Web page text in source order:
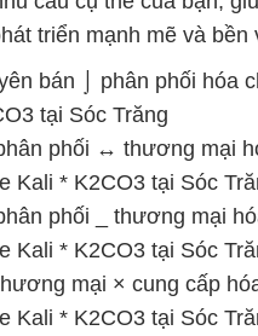
triển mạnh mẽ và bền
bán ⌡ phân phối hóa
tại Sóc Trăng
phối ↔ thương mại
Kali * K2CO3 tại Sóc
phối _ thương mại
Kali * K2CO3 tại Sóc
mại × cung cấp
Kali * K2CO3 tại Sóc